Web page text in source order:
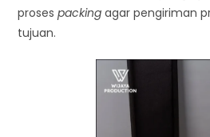
prosespacking agar pengiriman
tujuan.